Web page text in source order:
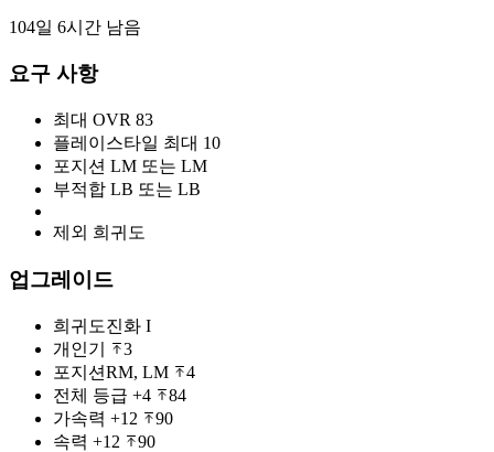
104일 6시간 남음
요구 사항
최대 OVR 83
플레이스타일 최대 10
포지션 LM 또는 LM
부적합 LB 또는 LB
제외 희귀도
업그레이드
희귀도진화 I
개인기
3
포지션RM, LM
4
전체 등급 +4
84
가속력 +12
90
속력 +12
90